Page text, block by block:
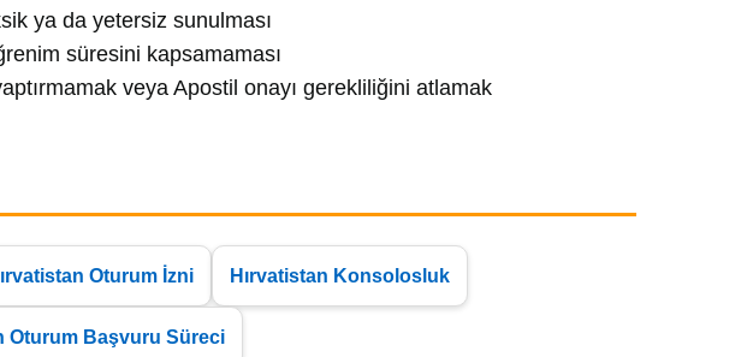
ya da yetersiz sunulması
süresini kapsamaması
veya Apostil onayı gerekliliğini atlamak
Oturum İzni Hırvatistan Konsolosluk
Oturum Başvuru Süreci